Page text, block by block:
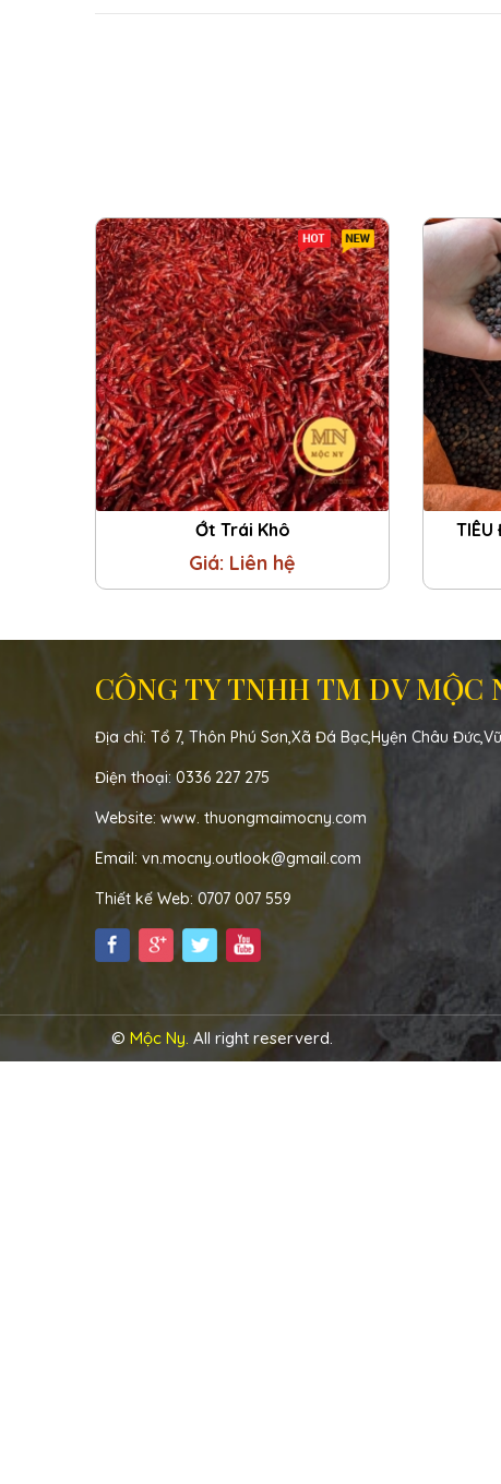
Ớt Trái Khô
Giá: Liên hệ
Hot New
TIÊU
CÔNG TY TNHH TM DV MỘC
Địa chỉ: Tổ 7, Thôn Phú Sơn,Xã Đá Bạc,Hyện Châu
Điện thoại: 0336 227 275
Website: www. thuongmaimocny.com
Email: vn.mocny.outlook@gmail.com
Thiết kế Web: 0707 007 559
© Mộc Ny. All right reserverd.